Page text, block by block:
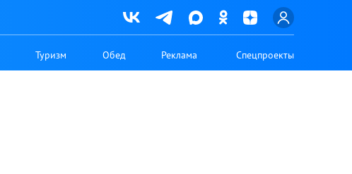
Туризм Обед Реклама Спецпроекты